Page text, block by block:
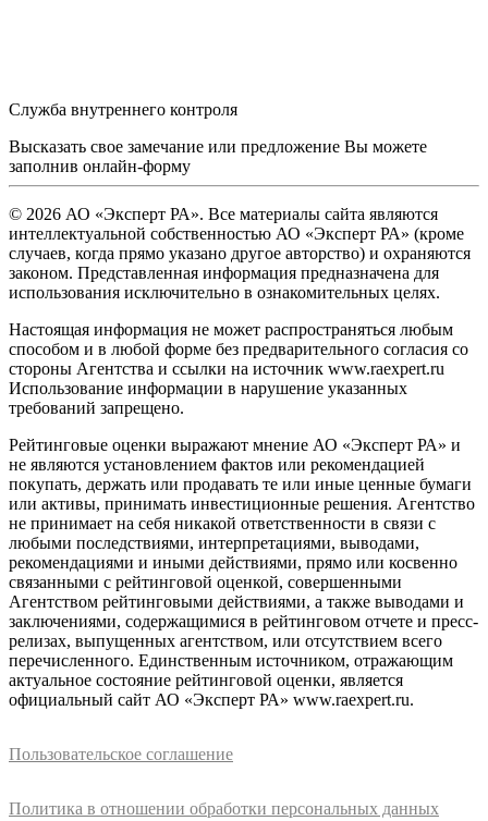
Служба внутреннего контроля
Высказать свое замечание или предложение Вы можете
заполнив онлайн-форму
© 2026 АО «Эксперт РА». Все материалы сайта являются
интеллектуальной собственностью АО «Эксперт РА» (кроме
случаев, когда прямо указано другое авторство) и охраняются
законом. Представленная информация предназначена для
использования исключительно в ознакомительных целях.
Настоящая информация не может распространяться любым
способом и в любой форме без предварительного согласия со
стороны Агентства и ссылки на источник www.raexpert.ru
Использование информации в нарушение указанных
требований запрещено.
Рейтинговые оценки выражают мнение АО «Эксперт РА» и
не являются установлением фактов или рекомендацией
покупать, держать или продавать те или иные ценные бумаги
или активы, принимать инвестиционные решения. Агентство
не принимает на себя никакой ответственности в связи с
любыми последствиями, интерпретациями, выводами,
рекомендациями и иными действиями, прямо или косвенно
связанными с рейтинговой оценкой, совершенными
Агентством рейтинговыми действиями, а также выводами и
заключениями, содержащимися в рейтинговом отчете и пресс-
релизах, выпущенных агентством, или отсутствием всего
перечисленного. Единственным источником, отражающим
актуальное состояние рейтинговой оценки, является
официальный сайт АО «Эксперт РА» www.raexpert.ru.
Пользовательское соглашение
Политика в отношении обработки персональных данных